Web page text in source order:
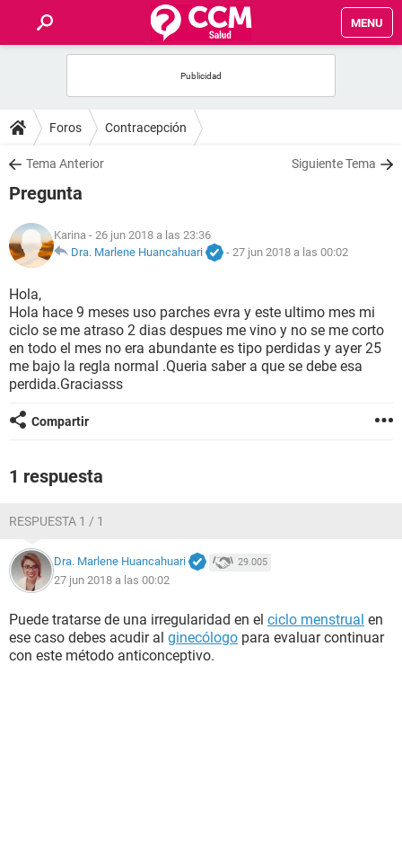
MENU
FOROS
SALUD
FAMILIA
NUTRICIÓN
BIENESTAR
SEXUALIDAD
GLOSARIO
Foros Contracepción
Tema Anterior Siguiente Tema
Pregunta
Karina - 26 jun 2018 a las 23:36
Dra. Marlene Huancahuari
- 27 jun 2018 a las 00:02
Hola,
Hola hace 9 meses uso parches evra y este ultimo mes mi
ciclo se me atraso 2 dias despues me vino y no se me corto
en todo el mes no era abundante es tipo perdidas y ayer 25
me bajo la regla normal .Queria saber a que se debe esa
perdida.Graciasss
Compartir
1 respuesta
RESPUESTA 1 / 1
Dra. Marlene Huancahuari 29.005
27 jun 2018 a las 00:02
Puede tratarse de una irregularidad en el ciclo menstrual en
ese caso debes acudir al ginecólogo para evaluar continuar
con este método anticonceptivo.